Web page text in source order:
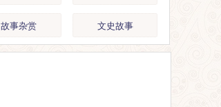
故事杂赏 文史故事